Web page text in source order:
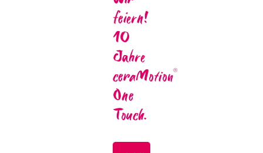
feiern!
10
Jahre
ceraMotion®
One
Touch.